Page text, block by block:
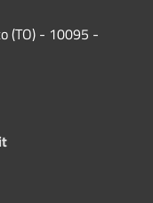
(TO) - 10095 -